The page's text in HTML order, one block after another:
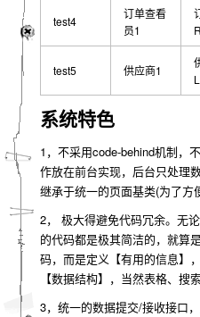
test4
订单查看
员1
test5 供应商1
系统特色
1，不采用code-behind机制，
作放在前台实现，后台只处理
继承于统一的页面基类(为了方
2， 极大得避免代码冗余。无
的代码都是极其简洁的，就算
码，而是定义【有用的信息】
【数据结构】，当然表格、搜
3，统一的数据提交/接收接口